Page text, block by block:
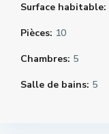
Surface habitable:
Pièces: 10
Chambres: 5
Salle de bains: 5